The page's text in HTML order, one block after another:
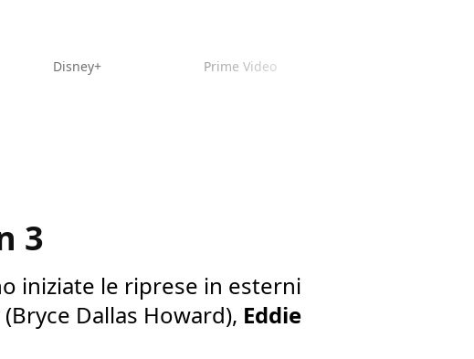
Disney+ Prime Video
3
iniziate le riprese in esterni
(Bryce Dallas Howard), Eddie